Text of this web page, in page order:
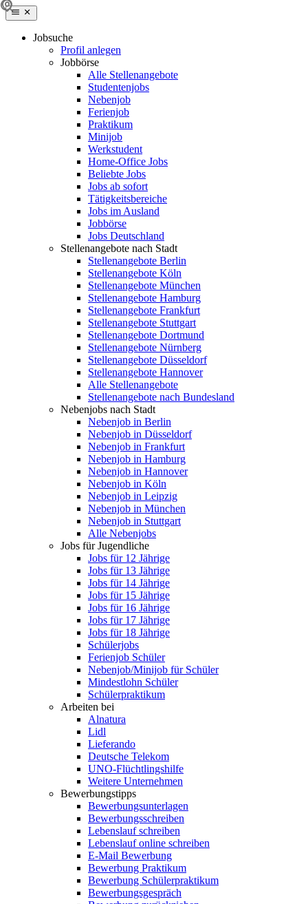
Jobsuche
Profil anlegen
Jobbörse
Alle Stellenangebote
Studentenjobs
Nebenjob
Ferienjob
Praktikum
Minijob
Werkstudent
Home-Office Jobs
Beliebte Jobs
Jobs ab sofort
Tätigkeitsbereiche
Jobs im Ausland
Jobbörse
Jobs Deutschland
Stellenangebote nach Stadt
Stellenangebote Berlin
Stellenangebote Köln
Stellenangebote München
Stellenangebote Hamburg
Stellenangebote Frankfurt
Stellenangebote Stuttgart
Stellenangebote Dortmund
Stellenangebote Nürnberg
Stellenangebote Düsseldorf
Stellenangebote Hannover
Alle Stellenangebote
Stellenangebote nach Bundesland
Nebenjobs nach Stadt
Nebenjob in Berlin
Nebenjob in Düsseldorf
Nebenjob in Frankfurt
Nebenjob in Hamburg
Nebenjob in Hannover
Nebenjob in Köln
Nebenjob in Leipzig
Nebenjob in München
Nebenjob in Stuttgart
Alle Nebenjobs
Jobs für Jugendliche
Jobs für 12 Jährige
Jobs für 13 Jährige
Jobs für 14 Jährige
Jobs für 15 Jährige
Jobs für 16 Jährige
Jobs für 17 Jährige
Jobs für 18 Jährige
Schülerjobs
Ferienjob Schüler
Nebenjob/Minijob für Schüler
Mindestlohn Schüler
Schülerpraktikum
Arbeiten bei
Alnatura
Lidl
Lieferando
Deutsche Telekom
UNO-Flüchtlingshilfe
Weitere Unternehmen
Bewerbungstipps
Bewerbungsunterlagen
Bewerbungsschreiben
Lebenslauf schreiben
Lebenslauf online schreiben
E-Mail Bewerbung
Bewerbung Praktikum
Bewerbung Schülerpraktikum
Bewerbungsgespräch